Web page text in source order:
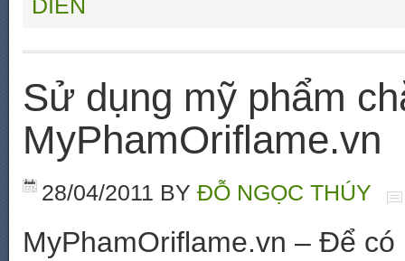
DIEN
Sử dụng mỹ phẩm
MyPhamOriflame.vn
28/04/2011 BY ĐỖ NGỌC THÚY
MyPhamOriflame.vn – Để